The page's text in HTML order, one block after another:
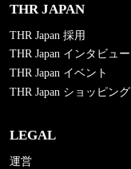
THR JAPAN
THR Japan 採用
THR Japan インタビュー
THR Japan イベント
THR Japan ショッピング
LEGAL
運営